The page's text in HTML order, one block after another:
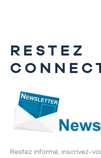
RESTEZ
Restez informé, inscrivez-